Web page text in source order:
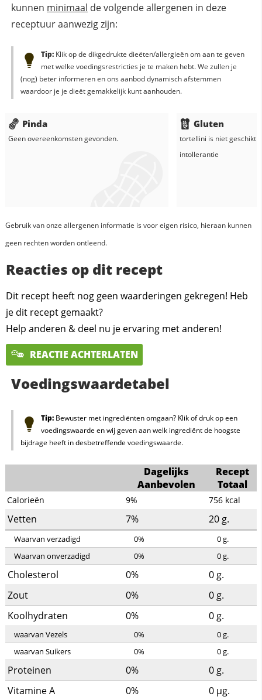
kunnen minimaal de volgende allergenen in deze
receptuur aanwezig zijn:
Tip:Klik op de dikgedrukte dieëten/allergieën om aan te geven
met welke voedingsrestricties je te maken hebt. We zullen je
(nog) beter informeren en ons aanbod dynamisch afstemmen
waardoor je je dieët gemakkelijk kunt aanhouden.
Pinda
Geen overeenkomsten gevonden.
Gluten
tortellini is niet geschikt
intollerantie
Gebruik van onze allergenen informatie is voor eigen risico, hieraan kunnen
geen rechten worden ontleend.
Reacties op dit recept
Dit recept heeft nog geen waarderingen gekregen! Heb
je dit recept gemaakt?
Help anderen & deel nu je ervaring met anderen!
REACTIE ACHTERLATEN
Voedingswaardetabel
Tip:Bewuster met ingrediënten omgaan? Klik of druk op een
voedingswaarde en wij geven aan welk ingrediënt de hoogste
bijdrage heeft in desbetreffende voedingswaarde.
Dagelijks
Aanbevolen
Recept
Totaal
Calorieën 9% 756 kcal
Vetten 7% 20 g.
Waarvan verzadigd 0% 0g.
Waarvan onverzadigd
0% 0g.
Cholesterol 0% 0 g.
Zout
0% 0 g.
Koolhydraten
0% 0 g.
waarvan Vezels 0% 0g.
waarvan Suikers
0% 0g.
Proteinen 0% 0 g.
Vitamine A
0% 0 µg.